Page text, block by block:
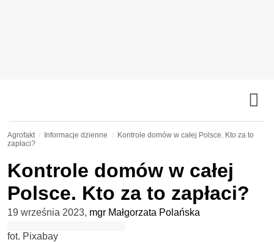
Agrofakt Informacje dzienne
Kontrole domów w całej Polsce. Kto za to
zapłaci?
Kontrole domów w całej
Polsce. Kto za to zapłaci?
19 września 2023, mgr Małgorzata Polańska
fot. Pixabay